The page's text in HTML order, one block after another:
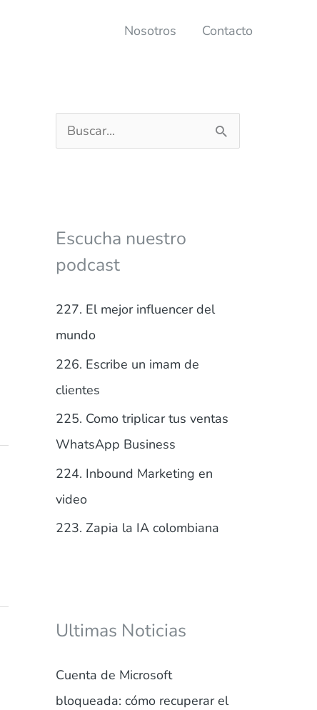
Nosotros Contacto
u
a
p
o
r
:
Escucha nuestro
podcast
227. El mejor influencer del
mundo
226. Escribe un imam de
clientes
225. Como triplicar tus ventas
WhatsApp Business
224. Inbound Marketing en
video
223. Zapia la IA colombiana
Ultimas Noticias
Cuenta de Microsoft
bloqueada: cómo recuperar el